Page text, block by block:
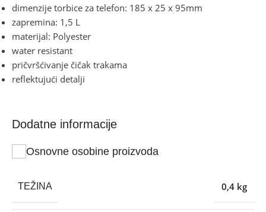
dimenzije torbice za telefon: 185 x 25 x 95mm
zapremina: 1,5 L
materijal: Polyester
water resistant
pričvršćivanje čičak trakama
reflektujući detalji
Dodatne informacije
Osnovne osobine proizvoda
TEŽINA 0,4 kg